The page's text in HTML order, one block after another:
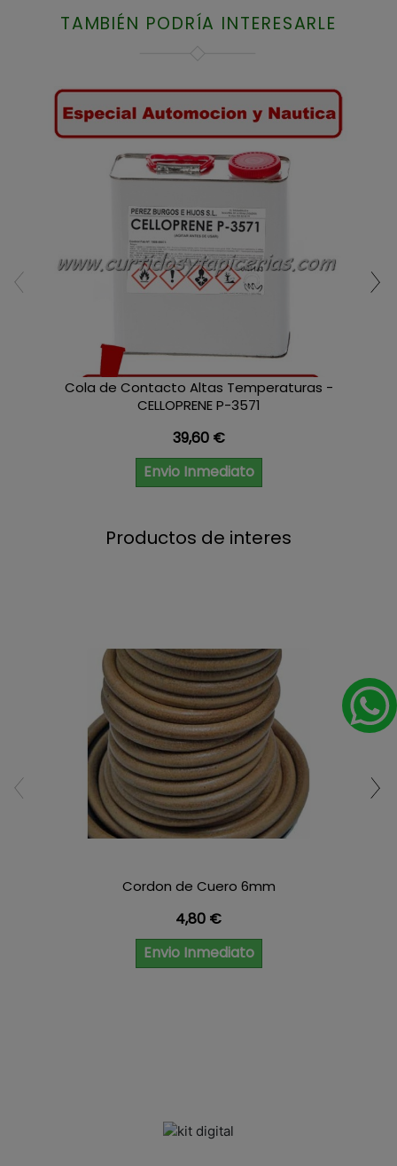
TAMBIÉN PODRÍA INTERESARLE
Cola de Contacto Altas Temperaturas -
CELLOPRENE P-3571
Precio
39,60 €
Envio Inmediato
Productos de interes
Cordon de Cuero 6mm
Precio
4,80 €
Envio Inmediato